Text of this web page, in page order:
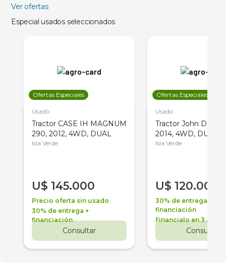
Ver ofertas
Especial usados seleccionados
Ofertas Especiales
Usado
Tractor CASE IH MAGNUM
290, 2012, 4WD, DUAL
Isla Verde
U$ 145.000
Precio oferta sin usado
30% de entrega +
financiación
Consultar
Ofertas Especiales
Usado
Tractor John Deere
2014, 4WD, DUAL
Isla Verde
U$ 120.000
30% de entrega +
financiación
Financialo en 3 años
Consultar